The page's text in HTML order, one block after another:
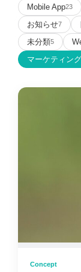
索
Mobile App23
お知らせ7
未分類5
マーケティン
Concept